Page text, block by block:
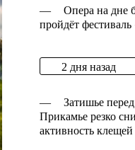
—
Опера на дне
пройдёт
2 дня назад
—
Затишье
Прикамье резко
активность клещей